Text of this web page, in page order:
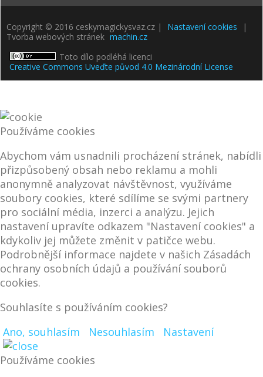
Copyright © 2016 ceskymagickysvaz.cz | Nastavení cookies
|
Tvorba webových stránek machin.cz
Toto dílo podléhá licenci
Creative Commons Uveďte původ 4.0 Mezinárodní License
Používáme cookies
Abychom vám usnadnili procházení stránek, nabídli
přizpůsobený obsah nebo reklamu a mohli
anonymně analyzovat návštěvnost, využíváme
soubory cookies, které sdílíme se svými partnery
pro sociální média, inzerci a analýzu. Jejich
nastavení upravíte odkazem "Nastavení cookies" a
kdykoliv jej můžete změnit v patičce webu.
Podrobnější informace najdete v našich Zásadách
ochrany osobních údajů a používání souborů
cookies.
Souhlasíte s používáním cookies?
Ano, souhlasím
Nesouhlasím
Nastavení
Používáme cookies